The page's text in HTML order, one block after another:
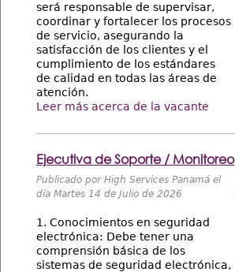
será responsable de supervisar,
coordinar y fortalecer los procesos
de servicio, asegurando la
satisfacción de los clientes y el
cumplimiento de los estándares
de calidad en todas las áreas de
atención.
Leer más acerca de la vacante
Ejecutiva de Soporte / Monitoreo
Publicado por High Services Panamá el
día Martes 14 de Julio de 2026
1. Conocimientos en seguridad
electrónica: Debe tener una
comprensión básica de los
sistemas de seguridad electrónica,